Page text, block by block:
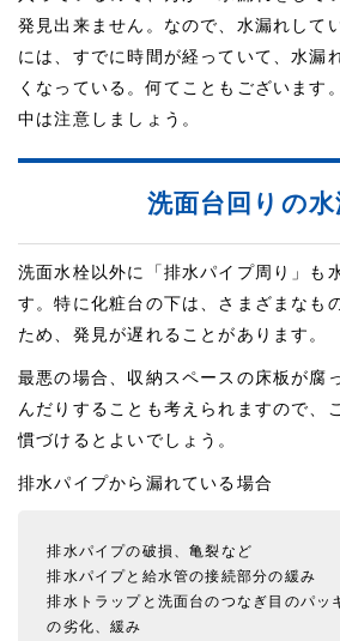
発見出来ません。なので、水漏れして
には、すでに時間が経っていて、水漏
くなっている。何てこともございます
中は注意しましょう。
洗面台回りの
洗面水栓以外に「排水パイプ周り」も
す。特に化粧台の下は、さまざまなも
ため、発見が遅れることがあります。
最悪の場合、収納スペースの床板が腐
んだりすることも考えられますので、
慣づけるとよいでしょう。
排水パイプから漏れている場合
排水パイプの破損、亀裂など
排水パイプと給水管の接続部分の緩み
排水トラップと洗面台のつなぎ目のパッ
の劣化、緩み